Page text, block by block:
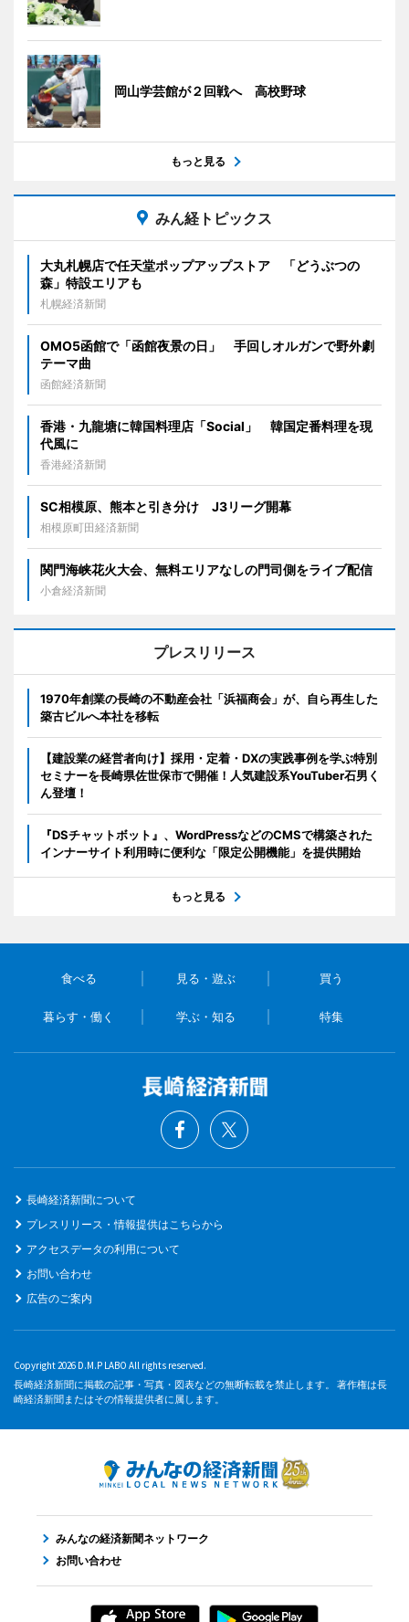
岡山学芸館が２回戦へ 高校野球
もっと見る
みん経トピックス
大丸札幌店で任天堂ポップアップストア 「どうぶつの
森」特設エリアも
札幌経済新聞
OMO5函館で「函館夜景の日」 手回しオルガンで野外劇
テーマ曲
函館経済新聞
香港・九龍塘に韓国料理店「Social」 韓国定番料理を現
代風に
香港経済新聞
SC相模原、熊本と引き分け J3リーグ開幕
相模原町田経済新聞
関門海峡花火大会、無料エリアなしの門司側をライブ配信
小倉経済新聞
プレスリリース
1970年創業の長崎の不動産会社「浜福商会」が、自ら再生した
築古ビルへ本社を移転
【建設業の経営者向け】採用・定着・DXの実践事例を学ぶ特別
セミナーを長崎県佐世保市で開催！人気建設系YouTuber石男く
ん登壇！
『DSチャットボット』、WordPressなどのCMSで構築された
インナーサイト利用時に便利な「限定公開機能」を提供開始
もっと見る
食べる 見る・遊ぶ 買う
暮らす・働く 学ぶ・知る 特集
長崎経済新聞について
プレスリリース・情報提供はこちらから
アクセスデータの利用について
お問い合わせ
広告のご案内
Copyright 2026 D.M.P LABO All rights reserved.
長崎経済新聞に掲載の記事・写真・図表などの無断転載を禁止します。 著作権は長
崎経済新聞またはその情報提供者に属します。
みんなの経済新聞ネットワーク
お問い合わせ